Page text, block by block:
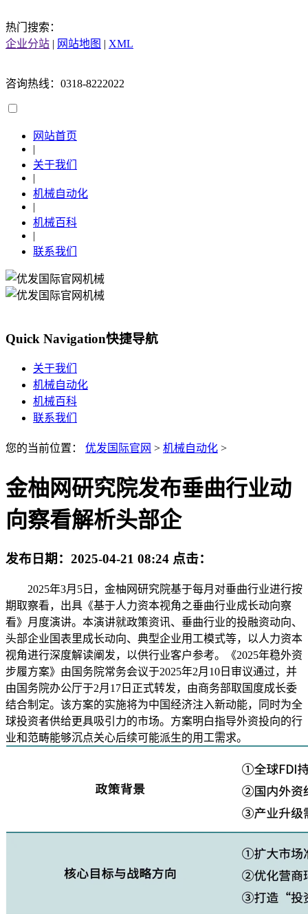
热门搜索：
企业分站 | 网站地图 | XML
咨询热线：0318-8222022
网站首页
|
关于我们
|
机械自动化
|
机械百科
|
联系我们
Quick Navigation快捷导航
关于我们
机械自动化
机械百科
联系我们
您的当前位置： 优发国际官网 > 机械自动化 >
金柚网研究院发布垂曲行业动
向察看解析头部企
发布日期： 2025-04-21 08:24 点击：
2025年3月5日，金柚网研究院基于每月对垂曲行业进行按
期取察看，出具《基于人力资本视角之垂曲行业成长动向察
看》月度演讲。本演讲就政策资讯、垂曲行业的投融资动向、
头部企业国表里成长动向、典型企业用工模式等，以人力资本
视角进行深度解读阐发，以供行业客户参考。《2025年稳外资
步履方案》由国务院常务会议于2025年2月10日审议通过，并
由国务院办公厅于2月17日正式转发，由商务部取国度成长委
结合制定。该方案的实施将为中国经济注入新动能，同时为全
球投资者供给更具吸引力的市场。方案明白指导外资投向的行
业和范畴能够沉点关心后续可能派生的用工需求。